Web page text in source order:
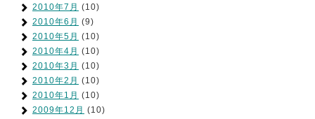
2010年7月 (10)
2010年6月 (9)
2010年5月 (10)
2010年4月 (10)
2010年3月 (10)
2010年2月 (10)
2010年1月 (10)
2009年12月 (10)